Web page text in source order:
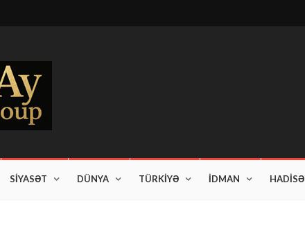
SİYASƏT DÜNYA TÜRKİYƏ İDMAN HADİSƏ